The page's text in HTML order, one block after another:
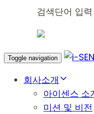
검색단어 입력
Toggle navigation
회사소개
아이센스 소
미션 및 비전